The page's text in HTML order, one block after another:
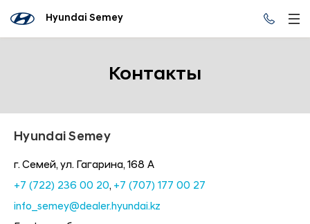
Hyundai Semey
Контакты
Hyundai Semey
г. Семей, ул. Гагарина, 168 А
+7 (722) 236 00 20, +7 (707) 177 00 27
info_semey@dealer.hyundai.kz